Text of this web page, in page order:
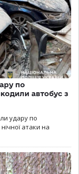
по
автобус з
удару по
атаки на